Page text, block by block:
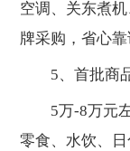
空调、关东煮
牌采购，省心靠
5、首批商品
5万-8万元左
零食、水饮、